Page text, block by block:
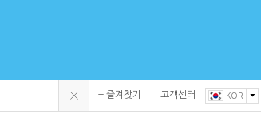
+ 즐겨찾기 고객센터 KOR